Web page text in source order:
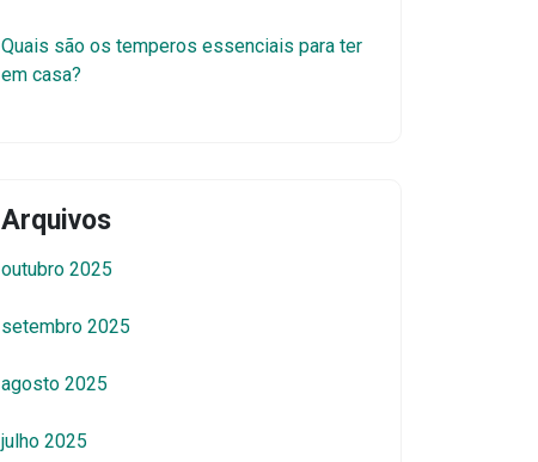
Quais são os temperos essenciais para ter
em casa?
Arquivos
outubro 2025
setembro 2025
agosto 2025
julho 2025